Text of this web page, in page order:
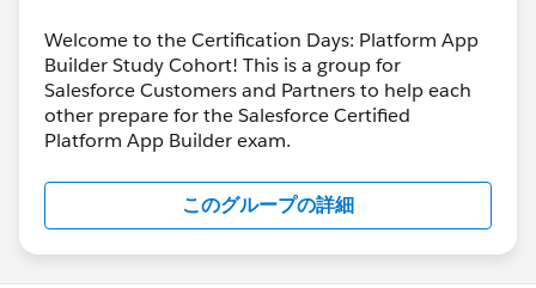
Welcome to the Certification Days: Platform App
Builder Study Cohort! This is a group for
Salesforce Customers and Partners to help each
other prepare for the Salesforce Certified
Platform App Builder exam.
このグループの詳細